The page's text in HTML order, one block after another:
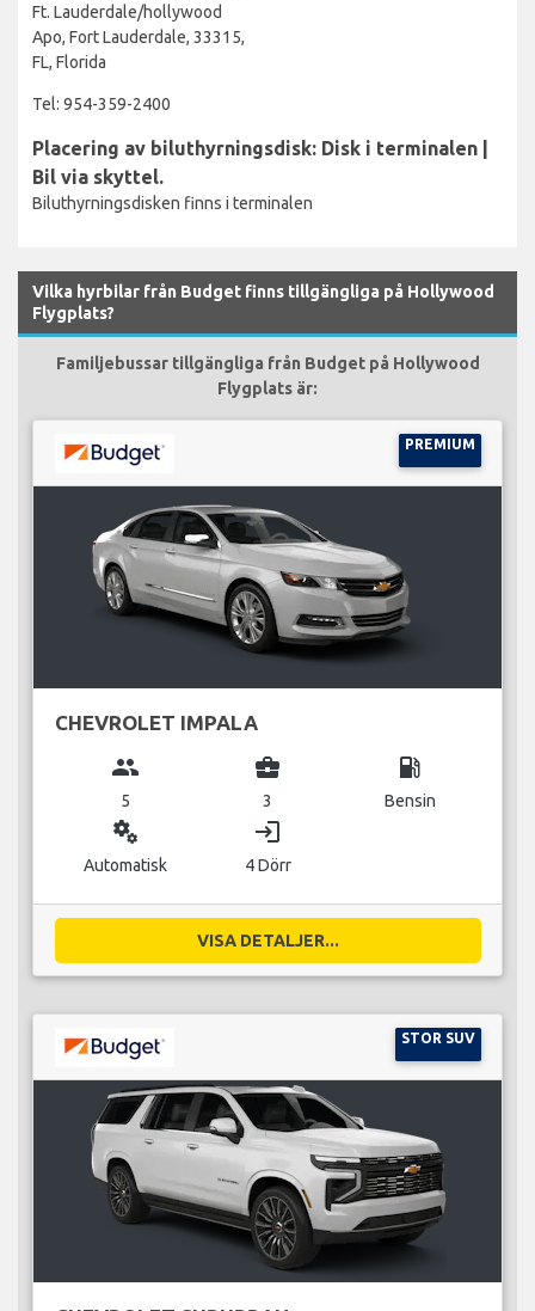
Ft. Lauderdale/hollywood
Apo, Fort Lauderdale, 33315,
FL, Florida
Tel: 954-359-2400
Placering av biluthyrningsdisk: Disk i terminalen |
Bil via skyttel.
Biluthyrningsdisken finns i terminalen
Vilka hyrbilar från Budget finns tillgängliga på Hollywood
Flygplats?
Familjebussar tillgängliga från Budget på Hollywood
Flygplats är:
PREMIUM
CHEVROLET IMPALA
group
5
business_center
3
local_gas_station
Bensin
miscellaneous_services
Automatisk
login
4 Dörr
VISA DETALJER...
STOR SUV